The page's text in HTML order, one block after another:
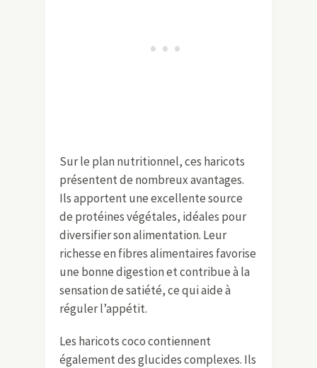
Sur le plan nutritionnel, ces haricots
présentent de nombreux avantages.
Ils apportent une excellente source
de protéines végétales, idéales pour
diversifier son alimentation. Leur
richesse en fibres alimentaires favorise
une bonne digestion et contribue à la
sensation de satiété, ce qui aide à
réguler l’appétit.
Les haricots coco contiennent
également des glucides complexes. Ils